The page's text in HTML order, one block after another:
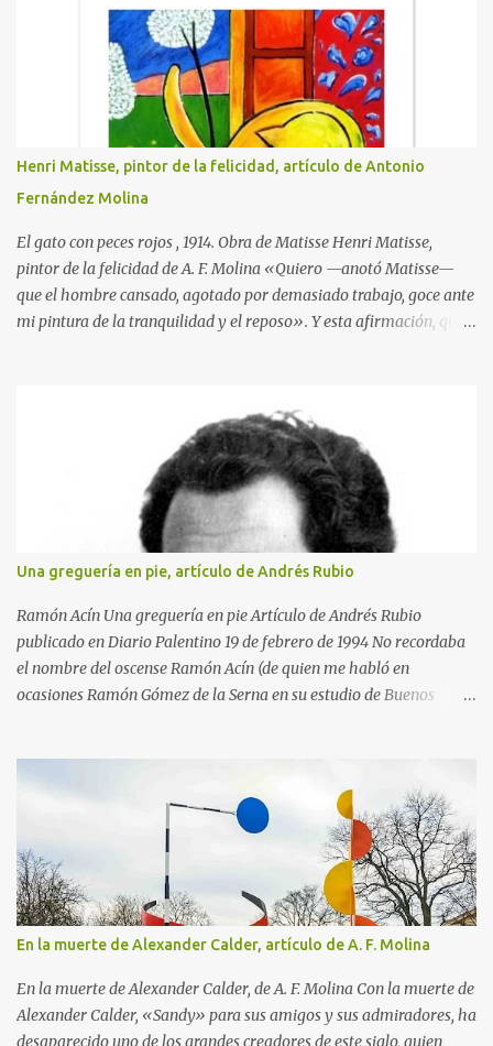
Henri Matisse, pintor de la felicidad, artículo de Antonio
Fernández Molina
El gato con peces rojos , 1914. Obra de Matisse Henri Matisse,
pintor de la felicidad de A. F. Molina «Quiero —anotó Matisse—
que el hombre cansado, agotado por demasiado trabajo, goce ante
mi pintura de la tranquilidad y el reposo». Y esta afirmación, que
infancia y en su adolescencia parecía indicar que estaba destinado
a ser uno de los creadores plásticos más importantes de su tiempo.
Durante un año asistió en París a las clases de la Facultad de
Derecho, sin que durante él se le ocurriera visitar ningún museo ni
asistir a salas de exposiciones, y después volvió a su provincia para
empezar a trabajar como pasante con un abogado. Pero en 1890,
cuando Matisse iba a cumplir los 21 años, aconteció lo maravilloso.
Cayó enfermo y, para que se entretuviera durante la convalecencia,
su madre le regaló...
Una greguería en pie, artículo de Andrés Rubio
Ramón Acín Una greguería en pie Artículo de Andrés Rubio
publicado en Diario Palentino 19 de febrero de 1994 No recordaba
el nombre del oscense Ramón Acín (de quien me habló en
ocasiones Ramón Gómez de la Serna en su estudio de Buenos
atractivo acontecimiento parecía enmarcado en una avenida del
parque entre siluetas de árboles espléndidos. Al verlos sentí esa
sensación de lo ya conocido, aunque no había estado antes en ese
lugar. Pero me equivocaba, porque esas siluetas si me parecía
haberlas vivido antes era porque conocía la reproducción de un
magnífico cuadro de Ramón Acín, donde están presente el espíritu
de estos árboles o el de algunos hermanos suyos crecidos en el
mismo lugar. El de Huesca es un parque ideal, a la medida de la
capital del altoaragón, saludable pulmón dentro del recinto...
En la muerte de Alexander Calder, artículo de A. F. Molina
En la muerte de Alexander Calder, de A. F. Molina Con la muerte de
Alexander Calder, «Sandy» para sus amigos y sus admiradores, ha